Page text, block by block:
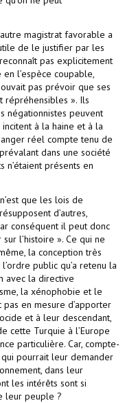
magistrat favorable a
de le justifier par les
pas explicitement
l’espèce coupable,
pas prévoir que ses
répréhensibles ». Ils
négationnistes peuvent
à la haine et à la
réel compte tenu de
dans une société
n’étaient présents en
que les lois de
d’autres,
conséquent il peut donc
l’histoire ». Ce qui ne
la conception très
public qu’a retenu la
avec la directive
la xénophobie et le
pas en mesure d’apporter
et à leur descendant,
cette Turquie à l’Europe
particulière. Car, compte-
pourrait leur demander
dans leur
les intérêts sont si
leur peuple ?